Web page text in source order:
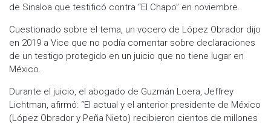
de Sinaloa que testificó contra “El Chapo” en noviembre.
Cuestionado sobre el tema, un vocero de López Obrador dijo
en 2019 a Vice que no podía comentar sobre declaraciones
de un testigo protegido en un juicio que no tiene lugar en
México.
Durante el juicio, el abogado de Guzmán Loera, Jeffrey
Lichtman, afirmó: “El actual y el anterior presidente de México
(López Obrador y Peña Nieto) recibieron cientos de millones